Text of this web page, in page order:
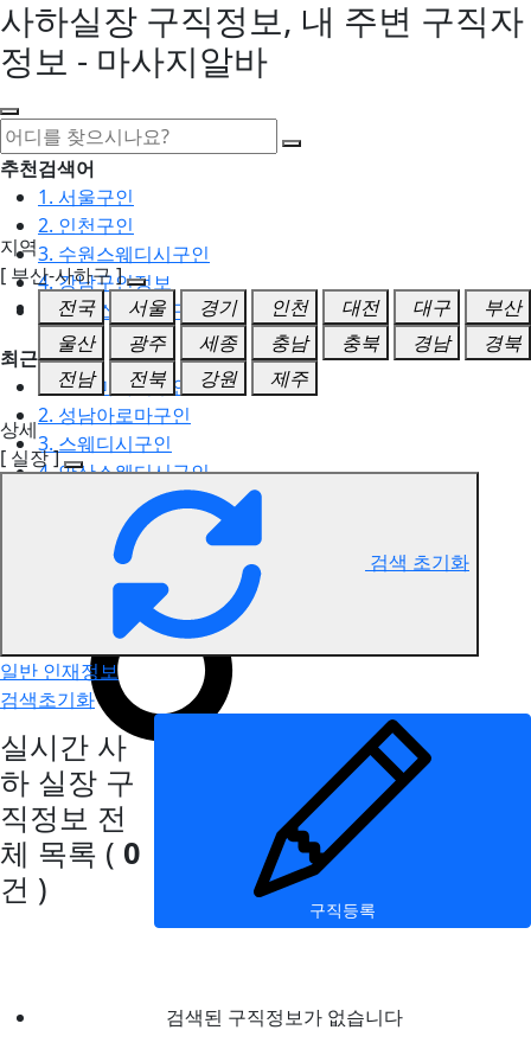
사하실장 구직정보, 내 주변 구직자
정보 - 마사지알바
추천검색어
1. 서울구인
2. 인천구인
3. 수원스웨디시구인
4. 강남구인정보
5. 동탄스웨디시구인
최근검색어
1. 일산마사지구인
2. 성남아로마구인
3. 스웨디시구인
4. 안산스웨디시구인
5. 아로마구인
사하 실장 구직정보
지역
[ 부산-사하구 ]
전국
서울 경기 인천 대전 대구
부산
울산
광주 세종 충남 충북 경남
경북
전남
전북 강원
제주
상세
[ 실장 ]
검색 초기화
일반 인재정보
검색초기화
실시간 사
하 실장 구
직정보 전
체 목록 ( 0
건 )
구직등록
검색된 구직정보가 없습니다